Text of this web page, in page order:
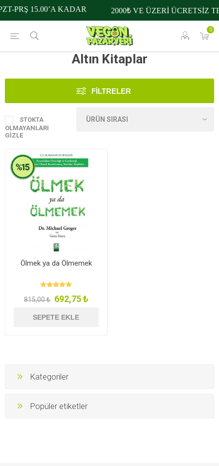
0
PRŞ 15.00’A KADAR 2000₺ VE ÜZERİ ÜCRETSİZ
Altın Kitaplar
FILTRELER
STOKTA
OLMAYANLARI
GIZLE
Ölmek ya da Ölmemek
815,00 ₺ 692,75 ₺
SEPETE EKLE
Kategoriler
Popüler etiketler